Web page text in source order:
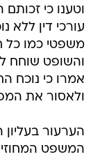
וטענו כי
עורכי דין ללא
משפטי כמו כל
והשופט שוחח
אמרו כי נוכח
ולאסור את
הערעור
המשפט